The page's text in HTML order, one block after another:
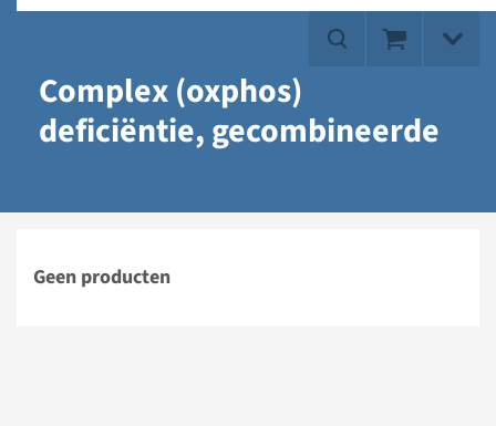
Complex (oxphos)
deficiëntie, gecombineerde
Geen producten